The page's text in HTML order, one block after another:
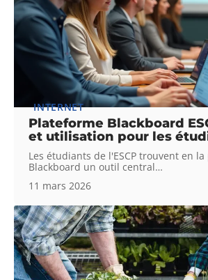
INTERNET
Plateforme Blackboard
et utilisation pour les
Les étudiants de l'ESCP trouvent en
Blackboard un outil central…
11 mars 2026